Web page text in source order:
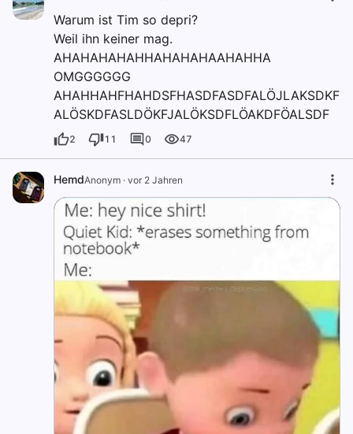
Warum ist Tim so depri?
Weil ihn keiner mag.
AHAHAHAHAHHAHAHAHAAHAHHA
OMGGGGGG
AHAHHAHFHAHDSFHASDFASDFALÖJLAKSDKF
ALÖSKDFASLDÖKFJALÖKSDFLÖAKDFÖALSDF
2 11 0 47
HemdAnonym · vor 2 Jahren